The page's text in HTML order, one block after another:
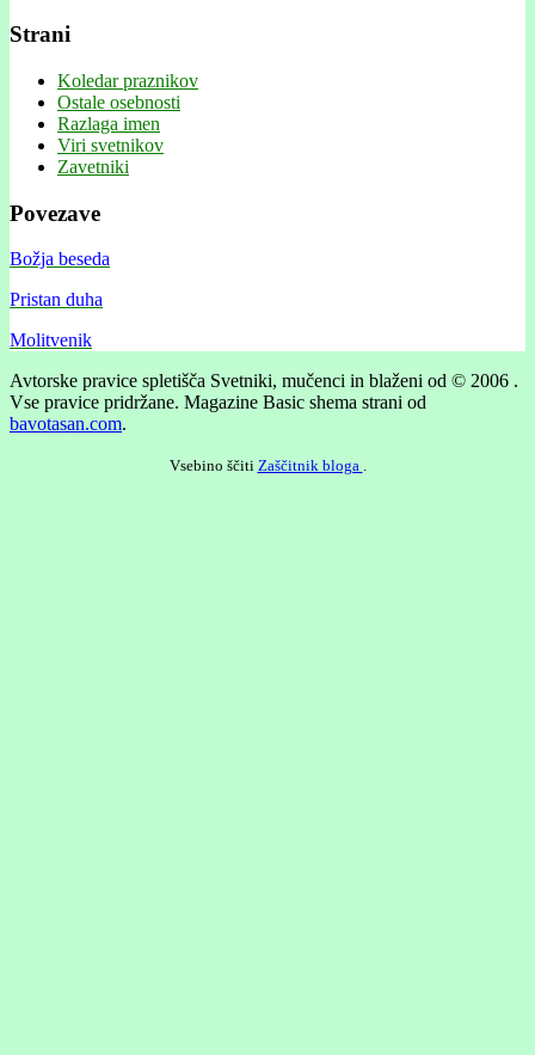
Strani
Koledar praznikov
Ostale osebnosti
Razlaga imen
Viri svetnikov
Zavetniki
Povezave
Božja beseda
Pristan duha
Molitvenik
Avtorske pravice spletišča Svetniki, mučenci in blaženi od © 2006 .
Vse pravice pridržane. Magazine Basic shema strani od
bavotasan.com.
Vsebino ščiti Zaščitnik bloga .